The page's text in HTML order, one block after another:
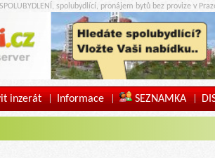
spolubydlící, pronájem bytů bez provize v
inzerát | Informace | SEZNAMKA |